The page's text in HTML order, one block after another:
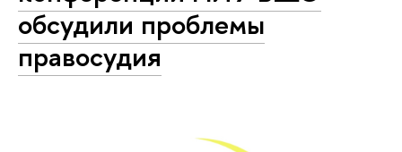
обсудили проблемы
правосудия